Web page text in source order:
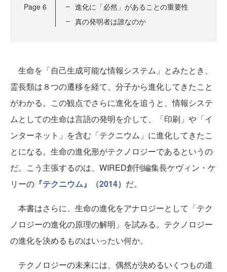
Page 6
進化に「必然」があることの重要性
真の発明者は誰なのか
生命を「自己生成可能な情報システム」とみたとき、
霊長類は８つの遷移を経て、分子から進化してきたこと
がわかる。この観点でさらに進化を追うと、情報システ
ムとしての生命は言語の発明を介して、「印刷」や「イ
ンターネット」を含む「テクニウム」に進化してきたこ
とになる。生命の進化形がテクノロジーであるというの
だ。こう主張するのは、WIRED創刊編集長ケヴィン・ケ
リーの 『テクニウム』（2014） だ。
本書はさらに、生命の進化をアナロジーとして「テク
ノロジーの進化の原理の解明」を試みる。テクノロジー
の進化を決めるものはいったい何か。
テクノロジーの未来には、偶然が決めるいくつもの道